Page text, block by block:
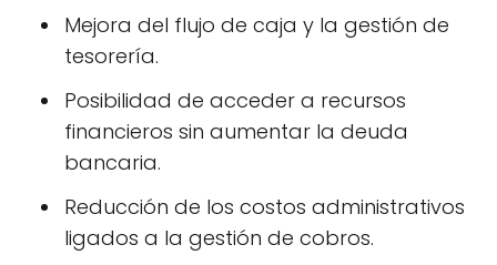
Mejora del flujo de caja y la gestión de
tesorería.
Posibilidad de acceder a recursos
financieros sin aumentar la deuda
bancaria.
Reducción de los costos administrativos
ligados a la gestión de cobros.